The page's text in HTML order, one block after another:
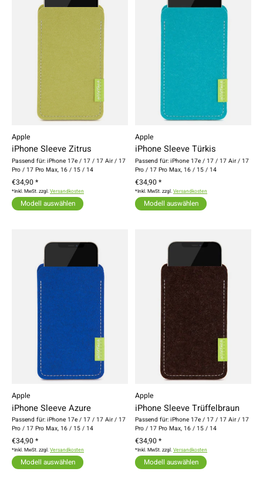
Apple
iPhone Sleeve Zitrus
Passend für: iPhone 17e / 17 / 17 Air / 17
Pro / 17 Pro Max, 16 / 15 / 14
€34,90 *
*Inkl. MwSt. zzgl.Versandkosten
Modell auswählen
Apple
iPhone Sleeve Türkis
Passend für: iPhone 17e / 17 / 17 Air / 17
Pro / 17 Pro Max, 16 / 15 / 14
€34,90 *
*Inkl. MwSt. zzgl.Versandkosten
Modell auswählen
Apple
iPhone Sleeve Azure
Passend für: iPhone 17e / 17 / 17 Air / 17
Pro / 17 Pro Max, 16 / 15 / 14
€34,90 *
*Inkl. MwSt. zzgl.Versandkosten
Modell auswählen
Apple
iPhone Sleeve Trüffelbraun
Passend für: iPhone 17e / 17 / 17 Air / 17
Pro / 17 Pro Max, 16 / 15 / 14
€34,90 *
*Inkl. MwSt. zzgl.Versandkosten
Modell auswählen